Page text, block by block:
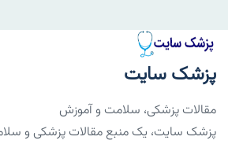
پزشک سایت
مقالات پزشکی، سلامت و آموزش
پزشک سایت، یک منبع مقالات پزشکی و